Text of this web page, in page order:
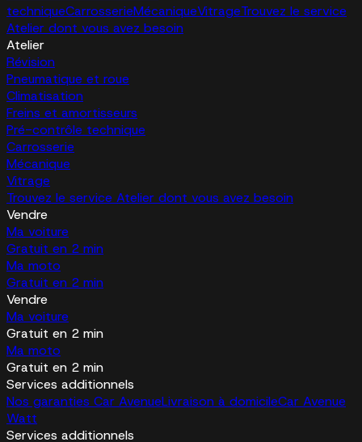
techniqueCarrosserieMécaniqueVitrageTrouvez le service
Atelier dont vous avez besoin
Atelier
Révision
Pneumatique et roue
Climatisation
Freins et amortisseurs
Pré-contrôle technique
Carrosserie
Mécanique
Vitrage
Trouvez le service Atelier dont vous avez besoin
Vendre
Ma voiture
Gratuit en 2 min
Ma moto
Gratuit en 2 min
Vendre
Ma voiture
Gratuit en 2 min
Ma moto
Gratuit en 2 min
Services additionnels
Nos garanties Car AvenueLivraison à domicileCar Avenue
Watt
Services additionnels